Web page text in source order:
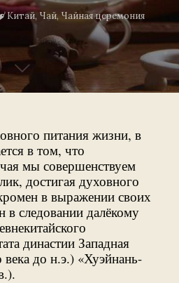
Китай, Чай, Чайная церемония
питания жизни, в
в том, что
мы совершенствуем
достигая духовного
в выражении своих
в следовании далёкому
династии Западная
до н.э.) «Хуэйнань-